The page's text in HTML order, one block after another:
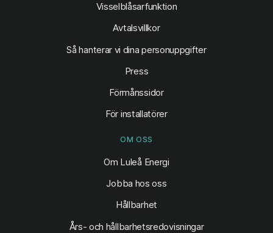
Visselblåsarfunktion
Avtalsvillkor
Så hanterar vi dina personuppgifter
Press
Förmånssidor
För installatörer
OM OSS
Om Luleå Energi
Jobba hos oss
Hållbarhet
Års- och hållbarhetsredovisningar